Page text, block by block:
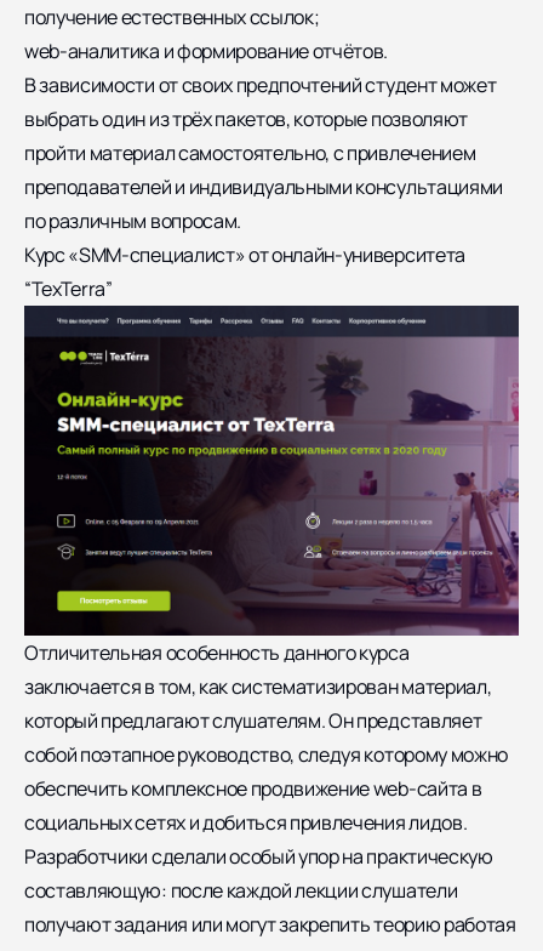
получение естественных ссылок;
web-аналитика и формирование отчётов.
В зависимости от своих предпочтений студент может
выбрать один из трёх пакетов, которые позволяют
пройти материал самостоятельно, с привлечением
преподавателей и индивидуальными консультациями
по различным вопросам.
Курс «SMM-специалист» от онлайн-университета
“TexTerra”
Отличительная особенность данного курса
заключается в том, как систематизирован материал,
который предлагают слушателям. Он представляет
собой поэтапное руководство, следуя которому можно
обеспечить комплексное продвижение web-сайта в
социальных сетях и добиться привлечения лидов.
Разработчики сделали особый упор на практическую
составляющую: после каждой лекции слушатели
получают задания или могут закрепить теорию работая